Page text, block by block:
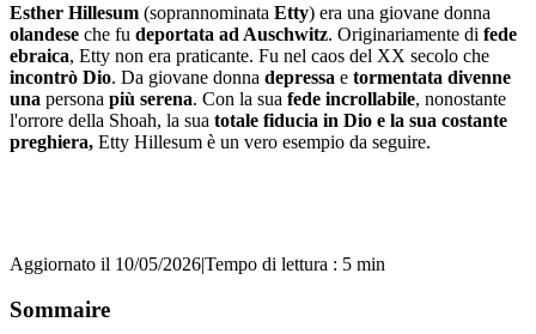
Esther Hillesum (soprannominata Etty) era una giovane donna
olandese che fu deportata ad Auschwitz. Originariamente di fede
ebraica, Etty non era praticante. Fu nel caos del XX secolo che
incontrò Dio. Da giovane donna depressa e tormentata divenne
una persona più serena. Con la sua fede incrollabile, nonostante
l'orrore della Shoah, la sua totale fiducia in Dio e la sua costante
preghiera, Etty Hillesum è un vero esempio da seguire.
Aggiornato il 10/05/2026|Tempo di lettura : 5 min
Sommaire